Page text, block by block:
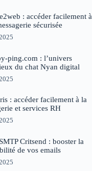
: accéder facilement à
sécurisée
ping.com : l’univers
du chat Nyan digital
: accéder facilement à la
et services RH
Critsend : booster la
de vos emails